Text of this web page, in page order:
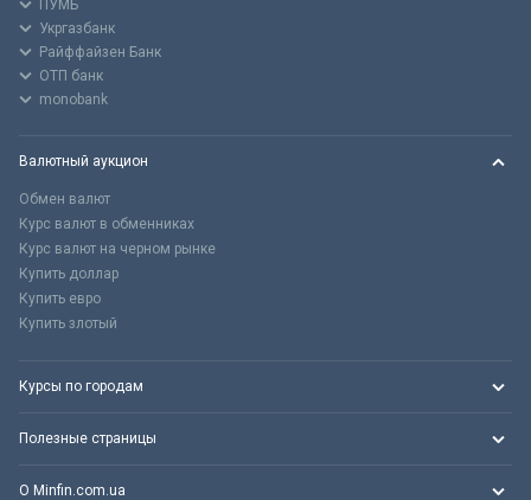
ПУМБ
Укргазбанк
Райффайзен Банк
ОТП банк
monobank
Валютный аукцион
Обмен валют
Курс валют в обменниках
Курс валют на черном рынке
Купить доллар
Купить евро
Купить злотый
Курсы по городам
Полезные страницы
О Minfin.com.ua